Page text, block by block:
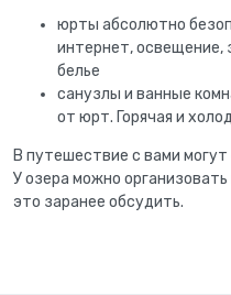
юрты абсолютно
интернет, освещение,
белье
санузлы и ванные
от юрт. Горячая и
В путешествие с вами
У озера можно
это заранее обсудить.